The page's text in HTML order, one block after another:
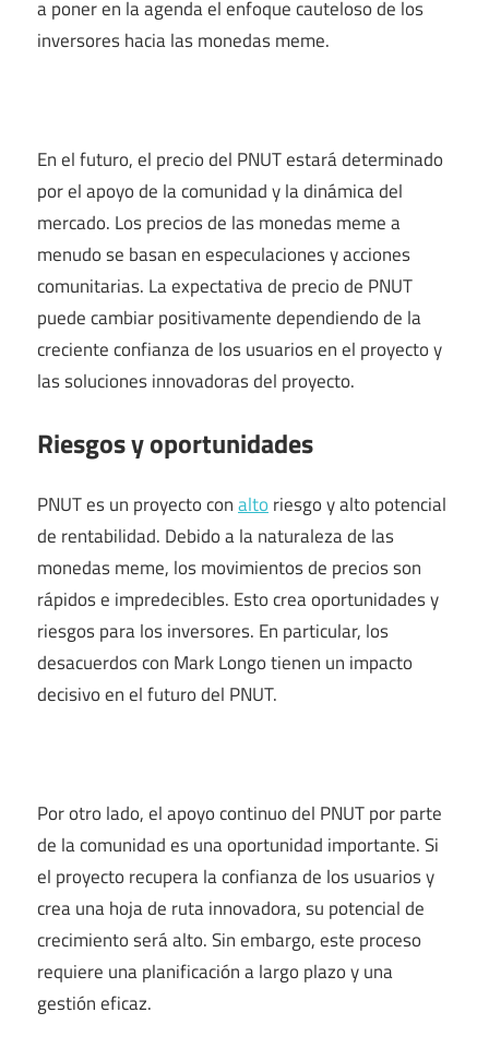
a poner en la agenda el enfoque cauteloso de los
inversores hacia las monedas meme.
En el futuro, el precio del PNUT estará determinado
por el apoyo de la comunidad y la dinámica del
mercado. Los precios de las monedas meme a
menudo se basan en especulaciones y acciones
comunitarias. La expectativa de precio de PNUT
puede cambiar positivamente dependiendo de la
creciente confianza de los usuarios en el proyecto y
las soluciones innovadoras del proyecto.
Riesgos y oportunidades
PNUT es un proyecto conalto riesgo y alto potencial
de rentabilidad. Debido a la naturaleza de las
monedas meme, los movimientos de precios son
rápidos e impredecibles. Esto crea oportunidades y
riesgos para los inversores. En particular, los
desacuerdos con Mark Longo tienen un impacto
decisivo en el futuro del PNUT.
Por otro lado, el apoyo continuo del PNUT por parte
de la comunidad es una oportunidad importante. Si
el proyecto recupera la confianza de los usuarios y
crea una hoja de ruta innovadora, su potencial de
crecimiento será alto. Sin embargo, este proceso
requiere una planificación a largo plazo y una
gestión eficaz.